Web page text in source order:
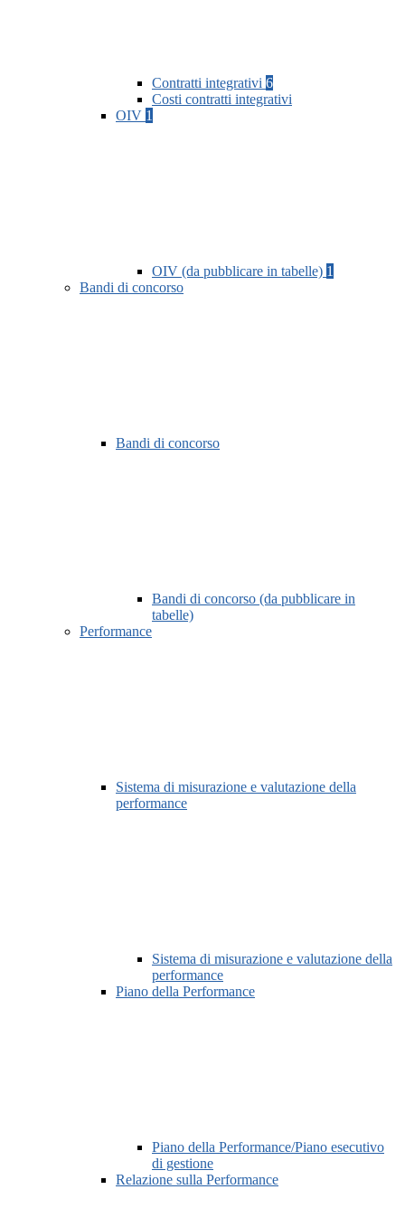
Contratti integrativi 6
Costi contratti integrativi
OIV 1
OIV (da pubblicare in tabelle) 1
Bandi di concorso
Bandi di concorso
Bandi di concorso (da pubblicare in
tabelle)
Performance
Sistema di misurazione e valutazione della
performance
Sistema di misurazione e valutazione della
performance
Piano della Performance
Piano della Performance/Piano esecutivo
di gestione
Relazione sulla Performance